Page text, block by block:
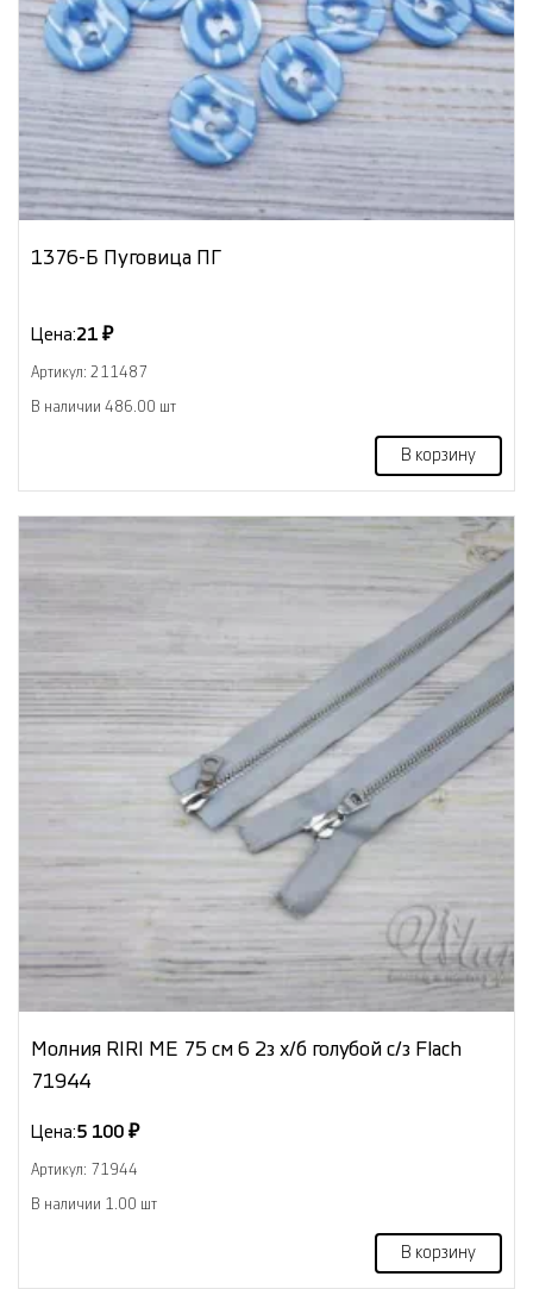
1376-Б Пуговица ПГ
Цена:21 ₽
Артикул: 211487
В наличии 486.00 шт
В корзину
Молния RIRI МЕ 75 см 6 2з х/б голубой с/з Flach
71944
Цена:5 100 ₽
Артикул: 71944
В наличии 1.00 шт
В корзину